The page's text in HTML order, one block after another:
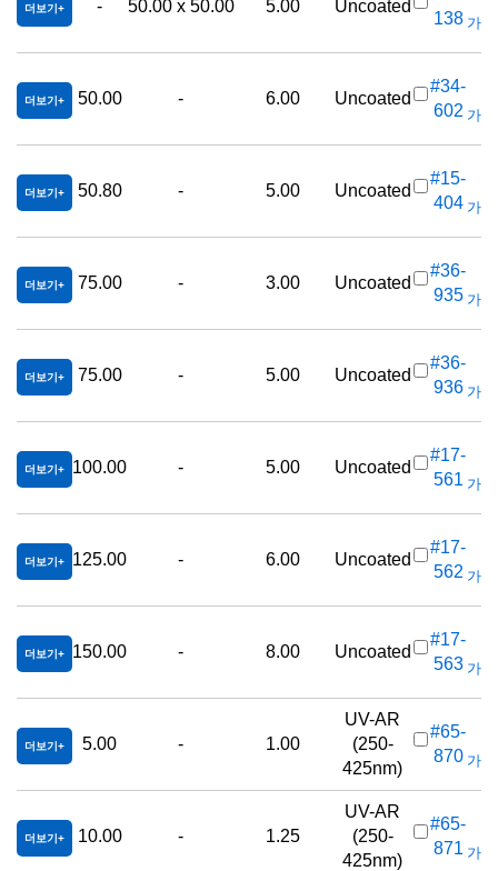
더보기 - 50.00 x 50.00 5.00 Uncoated
138 가
더보기 50.00 - 6.00 Uncoated
#34-
602 가
더보기 50.80 - 5.00 Uncoated
#15-
404 가
더보기 75.00 - 3.00 Uncoated
#36-
935 가
더보기 75.00 - 5.00 Uncoated
#36-
936 가
더보기 100.00 - 5.00 Uncoated
#17-
561 가
더보기 125.00 - 6.00 Uncoated
#17-
562 가
더보기 150.00 - 8.00 Uncoated
#17-
563 가
더보기 5.00 - 1.00
UV-AR
(250-
425nm)
#65-
870 가
더보기 10.00 - 1.25
UV-AR
(250-
425nm)
#65-
871 가